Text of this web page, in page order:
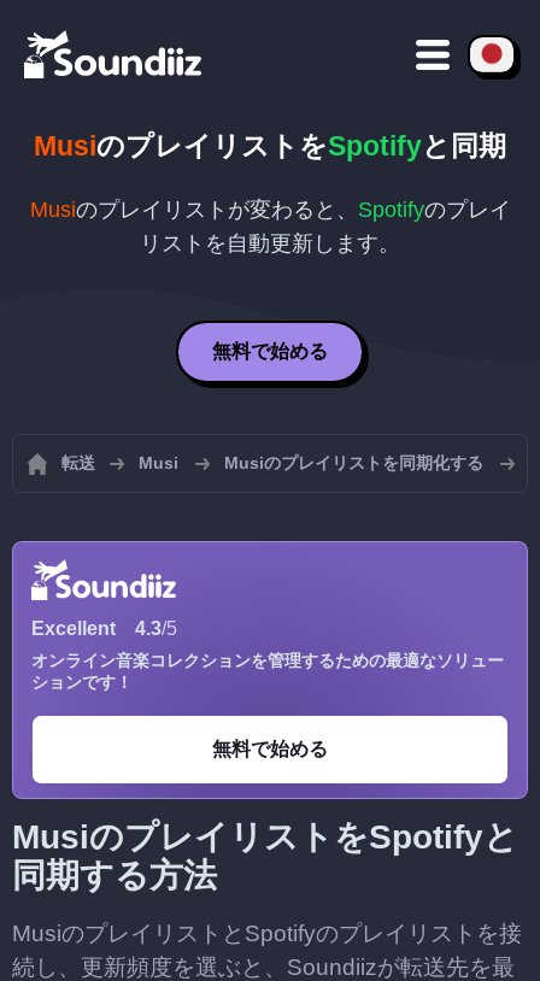
MusiのプレイリストをSpotifyと同期
Musiのプレイリストが変わると、 Spotifyのプレイ
リストを自動更新します。
無料で始める
転送 Musi Musiのプレイリストを同期化する
Excellent 4.3/5
オンライン音楽コレクションを管理するための最適なソリュー
ションです！
無料で始める
MusiのプレイリストをSpotifyと
同期する方法
MusiのプレイリストとSpotifyのプレイリストを接
続し、更新頻度を選ぶと、Soundiizが転送先を最